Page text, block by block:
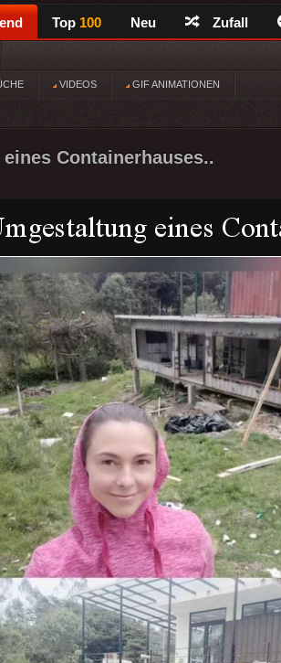
Top 100 Neu Zufall
VIDEOS GIF ANIMATIONEN
Containerhauses..